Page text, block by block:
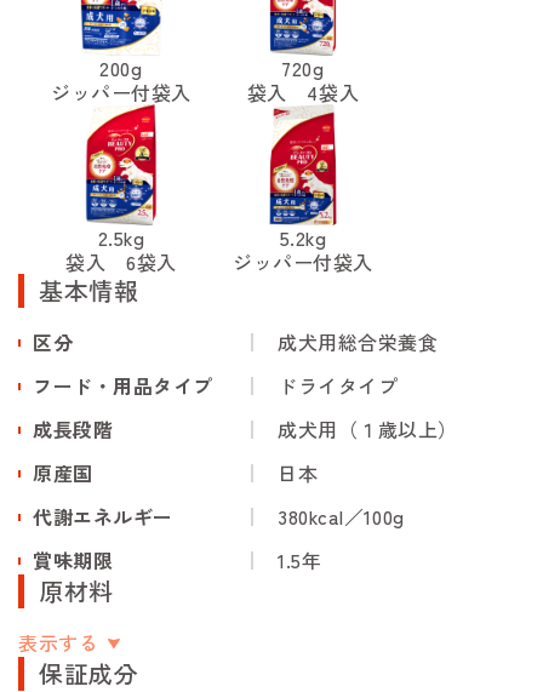
200g
ジッパー付袋入
720g
袋入 4袋入
2.5kg
袋入 6袋入
5.2kg
ジッパー付袋入
基本情報
区分
成犬用総合栄養食
フード・用品タイプ
ドライタイプ
成長段階
成犬用（１歳以上）
原産国
日本
代謝エネルギー
380kcal／100g
賞味期限
1.5年
原材料
表示する
保証成分